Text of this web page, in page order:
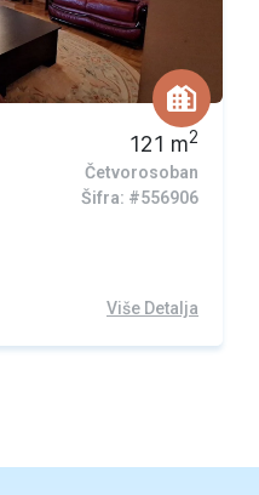
121 m2
Četvorosoban
Šifra: #556906
Više Detalja